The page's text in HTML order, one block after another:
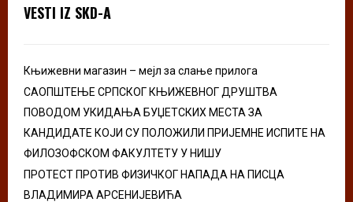
r
VESTI IZ SKD-A
Књижевни магазин – мејл за слање прилога
САОПШТЕЊЕ СРПСКОГ КЊИЖЕВНОГ ДРУШТВА
ПОВОДОМ УКИДАЊА БУЏЕТСКИХ МЕСТА ЗА
КАНДИДАТЕ КОЈИ СУ ПОЛОЖИЛИ ПРИЈЕМНЕ ИСПИТЕ НА
ФИЛОЗОФСКОМ ФАКУЛТЕТУ У НИШУ
ПРОТЕСТ ПРОТИВ ФИЗИЧКОГ НАПАДА НА ПИСЦА
ВЛАДИМИРА АРСЕНИЈЕВИЋА